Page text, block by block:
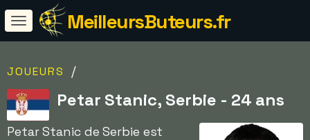
MeilleursButeurs.fr
JOUEURS /
Petar Stanic, Serbie - 24 ans
Petar Stanic de Serbie est